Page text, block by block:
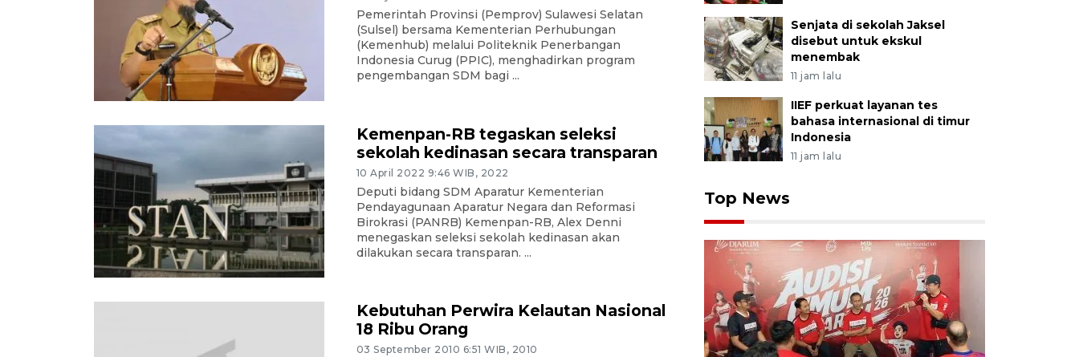
Pemerintah Provinsi (Pemprov) Sulawesi Selatan
(Sulsel) bersama Kementerian Perhubungan
(Kemenhub) melalui Politeknik Penerbangan
Indonesia Curug (PPIC), menghadirkan program
pengembangan SDM bagi ...
Kemenpan-RB tegaskan seleksi
sekolah kedinasan secara transparan
10 April 2022 9:46 WIB, 2022
Deputi bidang SDM Aparatur Kementerian
Pendayagunaan Aparatur Negara dan Reformasi
Birokrasi (PANRB) Kemenpan-RB, Alex Denni
menegaskan seleksi sekolah kedinasan akan
dilakukan secara transparan. ...
Kebutuhan Perwira Kelautan Nasional
18 Ribu Orang
03 September 2010 6:51 WIB, 2010
Senjata di sekolah Jaksel
disebut untuk ekskul
menembak
11 jam lalu
IIEF perkuat layanan tes
bahasa internasional di timur
Indonesia
11 jam lalu
Top News